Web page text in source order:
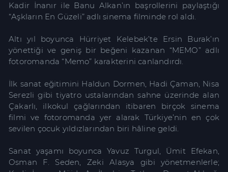
Kadir İnanır ile Banu Alkan’ın başrollerini paylaştığı
“Aşkların En Güzeli” adlı sinema filminde rol aldı.
Altı yıl boyunca Hürriyet Kelebek’te Ersin Burak’ın
yönettiği ve geniş bir beğeni kazanan “MEMO” adlı
fotoromanda “Memo” karakterini canlandırdı.
İlk sanat eğitimini Haldun Dormen, Hadi Çaman, Nisa
Serezli gibi tiyatro ustalarından sahne üzerinde alan
Çakarlı, ilkokul çağlarından itibaren birçok sinema
filmi ve fotoromanda yer alarak Türkiye’nin en çok
sevilen çocuk yıldızlarından biri hâline geldi.
Sanat yaşamı boyunca Yavuz Turgul, Ümit Efekan,
Osman F. Seden, Zeki Alasya gibi yönetmenlerle;